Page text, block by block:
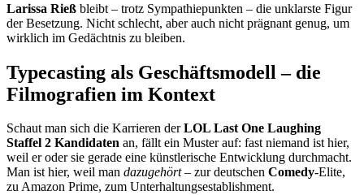
Larissa Rieß bleibt – trotz Sympathiepunkten – die unklarste Figur
der Besetzung. Nicht schlecht, aber auch nicht prägnant genug, um
wirklich im Gedächtnis zu bleiben.
Typecasting als Geschäftsmodell – die
Filmografien im Kontext
Schaut man sich die Karrieren derLOL Last One Laughing
Staffel 2 Kandidaten an, fällt ein Muster auf: fast niemand ist hier,
weil er oder sie gerade eine künstlerische Entwicklung durchmacht.
Man ist hier, weil man dazugehört– zur deutschen Comedy-Elite,
zu Amazon Prime, zum Unterhaltungsestablishment.